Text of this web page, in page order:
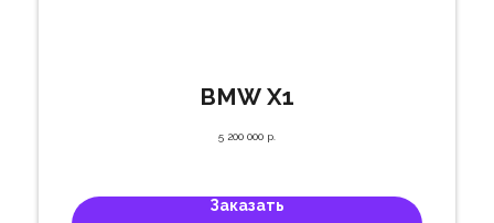
BMW X1
5 200 000 р.
Заказать